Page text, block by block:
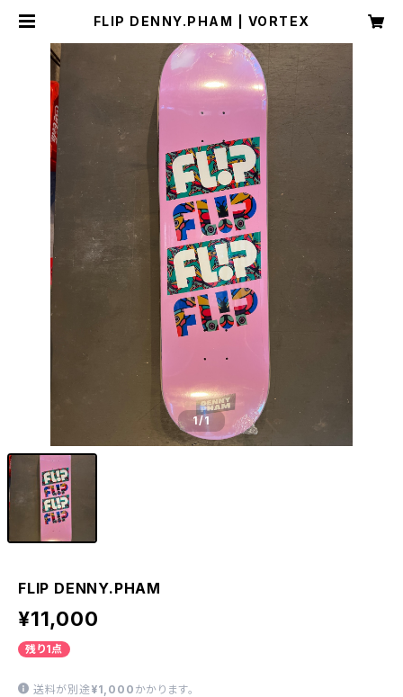
FLIP DENNY.PHAM | VORTEX
1/1
FLIP DENNY.PHAM
¥11,000
残り1点
送料が別途 ¥1,000 かかります。